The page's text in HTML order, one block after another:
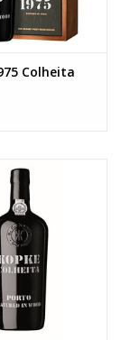
Colheita